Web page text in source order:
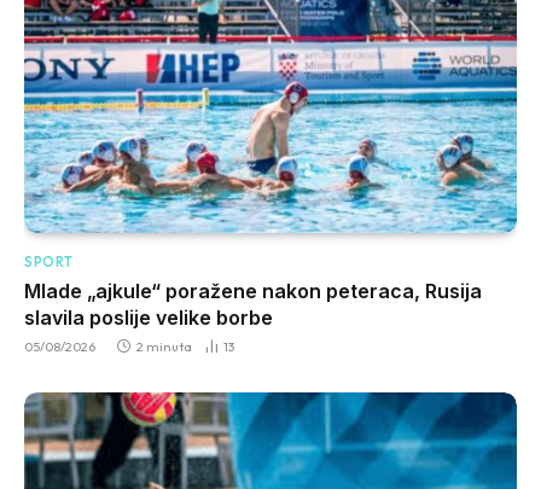
SPORT
Mlade „ajkule“ poražene nakon peteraca, Rusija
slavila poslije velike borbe
05/08/2026 2 minuta 13